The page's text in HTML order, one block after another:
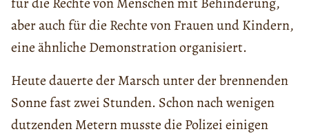
aber auch für die Rechte von Frauen und Kindern,
eine ähnliche Demonstration organisiert.
Heute dauerte der Marsch unter der brennenden
Sonne fast zwei Stunden. Schon nach wenigen
dutzenden Metern musste die Polizei einigen